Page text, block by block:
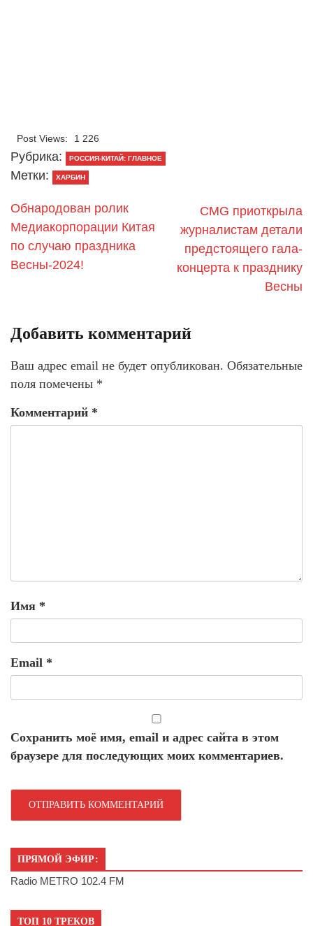
Post Views: 1 226
Рубрика: РОССИЯ-КИТАЙ: ГЛАВНОЕ
Метки: ХАРБИН
Обнародован ролик
Медиакорпорации Китая
по случаю праздника
Весны-2024!
CMG приоткрыла
журналистам детали
предстоящего гала-
концерта к празднику
Весны
Добавить комментарий
Ваш адрес email не будет опубликован. Обязательные
поля помечены *
Комментарий *
Имя *
Email *
Сохранить моё имя, email и адрес сайта в этом
браузере для последующих моих комментариев.
ПРЯМОЙ ЭФИР:
Radio METRO 102.4 FM
ТОП 10 ТРЕКОВ